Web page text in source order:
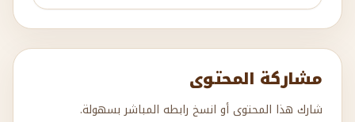
مشاركة المحتوى
شارك هذا المحتوى أو انسخ رابطه المباشر بسهولة.